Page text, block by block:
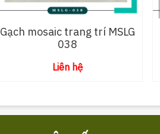
Gạch mosaic trang trí MSLG
038
Liên hệ